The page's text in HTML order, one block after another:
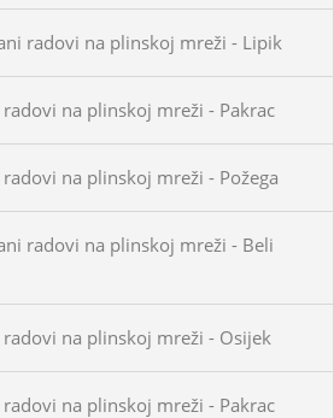
radovi na plinskoj mreži - Lipik
na plinskoj mreži - Pakrac
na plinskoj mreži - Požega
radovi na plinskoj mreži - Beli
na plinskoj mreži - Osijek
na plinskoj mreži - Pakrac